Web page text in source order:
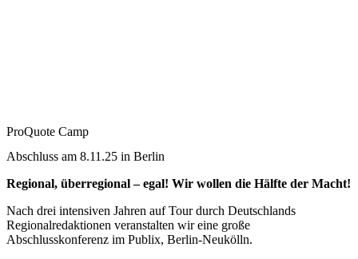
ProQuote Camp
Abschluss am 8.11.25 in Berlin
Regional, überregional – egal! Wir wollen die Hälfte der Macht!
Nach drei intensiven Jahren auf Tour durch Deutschlands
Regionalredaktionen veranstalten wir eine große
Abschlusskonferenz im Publix, Berlin-Neukölln.